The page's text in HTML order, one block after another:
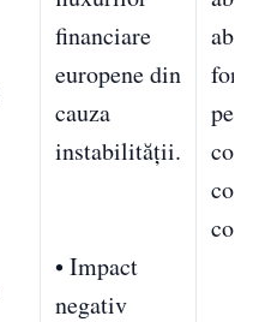
financiare
europene din
cauza
instabilității.
• Impact
negativ